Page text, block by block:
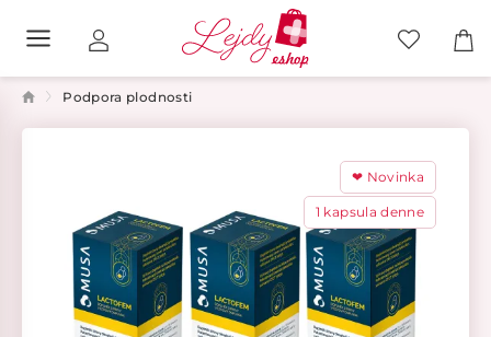
Podpora plodnosti
❤ Novinka
1 kapsula denne